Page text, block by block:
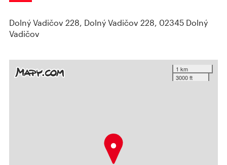
Dolný Vadičov 228, Dolný Vadičov 228, 02345 Dolný
Vadičov
1 km
3000 ft